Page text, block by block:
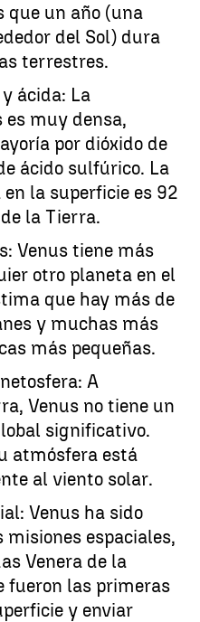
un año (una
del Sol) dura
terrestres.
ácida: La
es muy densa,
por dióxido de
ácido sulfúrico. La
la superficie es 92
la Tierra.
Venus tiene más
otro planeta en el
que hay más de
y muchas más
más pequeñas.
A
Venus no tiene un
significativo.
atmósfera está
al viento solar.
Venus ha sido
misiones espaciales,
Venera de la
fueron las primeras
y enviar